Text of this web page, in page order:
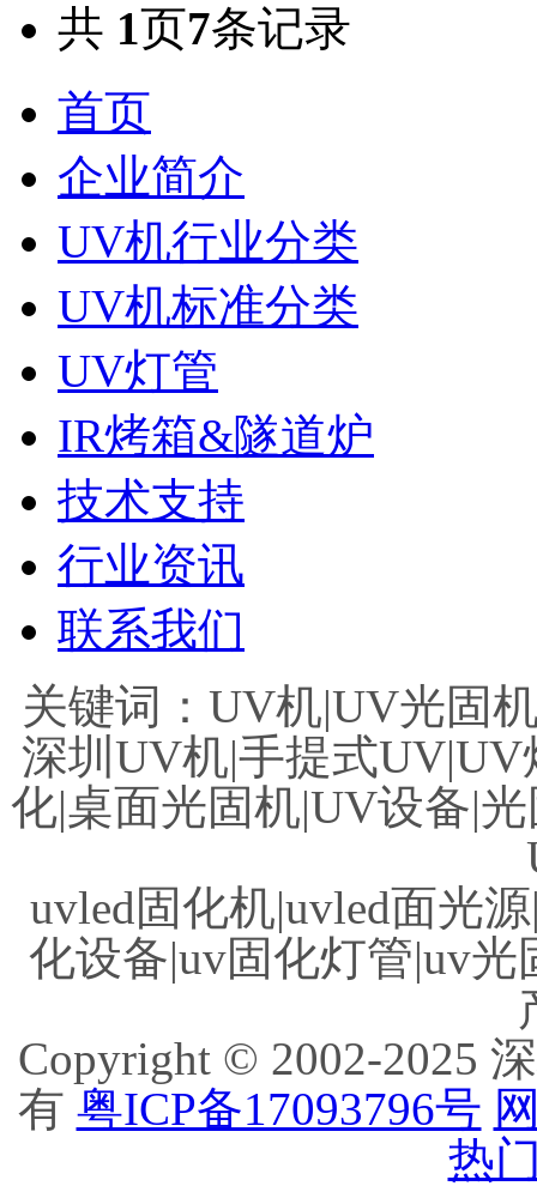
共 1页7条记录
首页
企业简介
UV机行业分类
UV机标准分类
UV灯管
IR烤箱&隧道炉
技术支持
行业资讯
联系我们
关键词：UV机|UV光固
深圳UV机|手提式
化|桌面光固机|UV设备|
uvled固化机|uvled面光
化设备|uv固化灯管|uv
Copyright © 2002-2025
有 粤ICP备17093796号
热